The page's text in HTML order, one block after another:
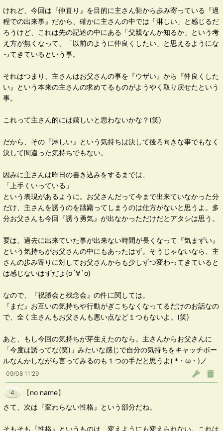
けれど、今回は『仲直り』を目的に主さん側から歩み寄っている『過
程での出来事』だから、確かに主さんの中では「淋しい」と感じるだ
ろうけど、これは先の記述の中にある「父親なんか知るか」という考
え方が無くなって、「以前のように仲良くしたい」と思えるようにな
ってきているという事。
それはつまり、主さんはお父さんの事を『ウザい』から『仲良くした
い』という本来の主さんの求めてるものがようやく取り戻せたという
事。
これって主さん的には嬉しいと思わないかな？(笑)
だから、その『淋しい』という気持ちは決して後ろ向きな事でもなく
決して間違った気持ちでもない。
因みに主さんは昨日の書き込みをするまでは、
「上手くいっている」
という表現があるように。お父さんだって今まで出来ていなかった分
だけ、主さんを誘うのを躊躇ってしまうのは仕方がないと思うよ。多
分お父さんも今回『誘う勇気』が出なかっただけだとアタシは思う。
要は、過去に出来ていた事が出来ない時間が長くなって『気まずい』
という気持ちがお父さんの中にもあったはず。そうじゃないなら、主
さんの歩み寄りに対してお父さんからも少しずつ変わってきていると
は感じないはずだよ(о´∀`о)
なので、『祝勝会と残念会』の件に関しては。
『まだ』お互いの気持ちや行動がぎこちなくなってるだけのお話なの
で、全く主さんもお父さんも悪い点など１つもないよ。(笑)
あと、もし今回の気持ちが芽生えたのなら。主さんからお父さんに
「今度は誘ってな(笑)」みたいな感じで自分の気持ちをキャッチボー
ルなんかしながら言ってみるのも１つの手だと思うよ( *・ω・)ノ
09/08 11:29
4 【no name】
さて、次は『変わらない性格』という部分だね。
そもそも『性格』というものは、変えようにも変えられない。これは